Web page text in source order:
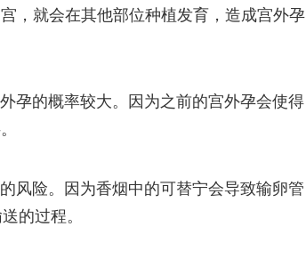
，就会在其他部位种植发育，造成宫外孕
孕的概率较大。因为之前的宫外孕会使得
风险。因为香烟中的可替宁会导致输卵管
的过程。